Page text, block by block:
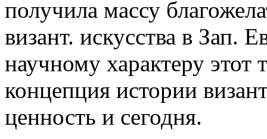
получила массу
визант. искусства в Зап.
научному характеру
концепция истории
ценность и сегодня.